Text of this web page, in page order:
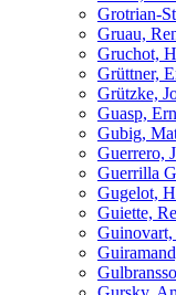
Grotrian-
Gruau,
Gruchot,
Grüttner,
Grützke,
Guasp,
Gubig,
Guerrero,
Guerrilla
Gugelot,
Guiette,
Guinovart,